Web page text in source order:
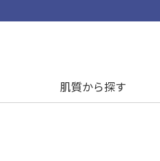
肌質から探す